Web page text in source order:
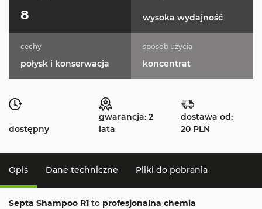
8 wysoka wydajność
cechy
połysk i konserwacja
sposób użycia
koncentrat
dostępny
gwarancja: 2
lata
dostawa od:
20 PLN
Opis Dane techniczne Pliki do pobrania
Septa Shampoo R1 to profesjonalna chemia